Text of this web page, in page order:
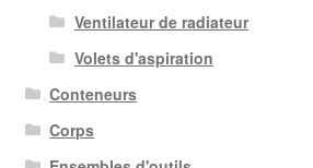
Ventilateur de radiateur
Volets d'aspiration
Conteneurs
Corps